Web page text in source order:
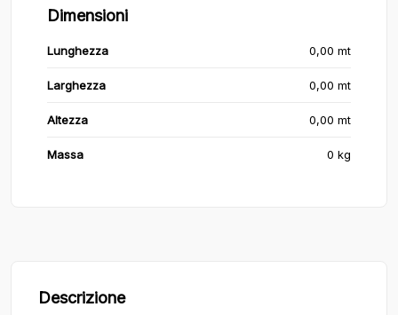
Dimensioni
Lunghezza 0,00 mt
Larghezza 0,00 mt
Altezza 0,00 mt
Massa 0 kg
Descrizione